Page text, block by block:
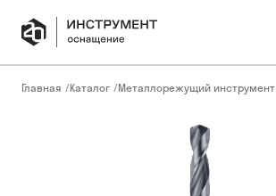
Главная /Каталог /Металлорежущий инструмент